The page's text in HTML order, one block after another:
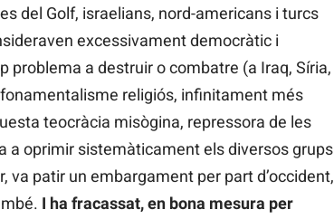
del Golf, israelians, nord-americans i turcs
excessivament democràtic i
problema a destruir o combatre (a Iraq, Síria,
religiós, infinitament més
teocràcia misògina, repressora de les
a oprimir sistemàticament els diversos grups
va patir un embargament per part d’occident,
I ha fracassat, en bona mesura per